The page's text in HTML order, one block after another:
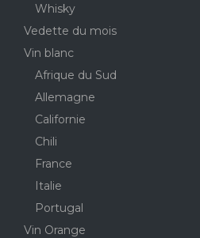
Whisky
Vedette du mois
Vin blanc
Afrique du Sud
Allemagne
Californie
Chili
France
Italie
Portugal
Vin Orange